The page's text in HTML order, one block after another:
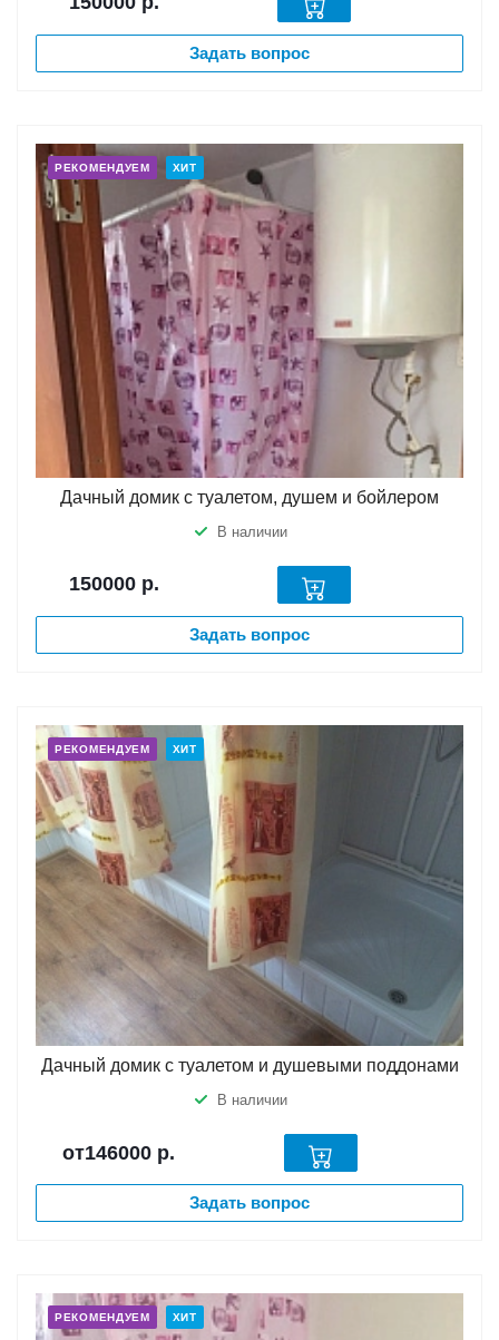
Задать вопрос
РЕКОМЕНДУЕМ ХИТ
Дачный домик с туалетом, душем и бойлером
В наличии
150000 р.
Задать вопрос
РЕКОМЕНДУЕМ ХИТ
Дачный домик с туалетом и душевыми поддонами
В наличии
от146000 р.
Задать вопрос
РЕКОМЕНДУЕМ ХИТ